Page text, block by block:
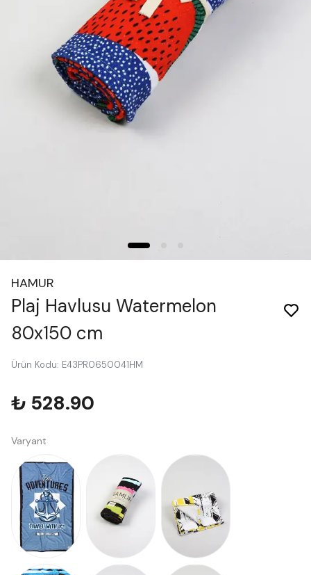
HAMUR
Plaj Havlusu Watermelon
80x150 cm
Ürün Kodu: E43PR0650041HM
₺ 528.90
Varyant